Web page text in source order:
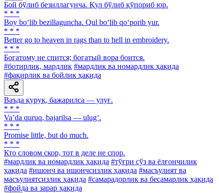
Бой бўлиб безиллагунча. Қул бўлиб қўпориб юр.
* * *
Boy bo‘lib bezillaguncha. Qul bo‘lib qo‘porib yur.
* * *
Better go to heaven in rags than to hell in embroidery.
* * *
Богатому не спится; богатый вора боится.
#ботирлик, мардлик #мардлик ва номардлик ҳақида
#фақирлик ва бойлик ҳақида
Ваъда қуруқ, бажарилса — улуғ.
* * *
Va’da quruq, bajarilsa — ulug‘.
* * *
Promise little, but do much.
* * *
Кто словом скор, тот в деле не спор.
#мардлик ва номардлик ҳақида #тўғри сўз ва ёлғончилик
ҳақида #ишонч ва ишончсизлик ҳақида #масъулият ва
масъулиятсизлик ҳақида #самарадорлик ва бесамарлик ҳақида
#фойда ва зарар ҳақида